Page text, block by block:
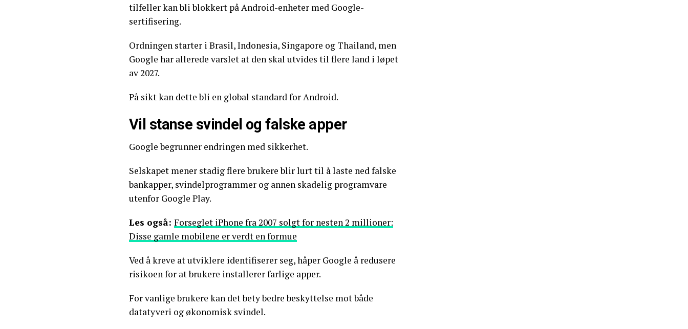
tilfeller kan bli blokkert på Android-enheter med Google-
sertifisering.
Ordningen starter i Brasil, Indonesia, Singapore og Thailand, men
Google har allerede varslet at den skal utvides til flere land i løpet
av 2027.
På sikt kan dette bli en global standard for Android.
Vil stanse svindel og falske apper
Google begrunner endringen med sikkerhet.
Selskapet mener stadig flere brukere blir lurt til å laste ned falske
bankapper, svindelprogrammer og annen skadelig programvare
utenfor Google Play.
Les også: Forseglet iPhone fra 2007 solgt for nesten 2 millioner:
Disse gamle mobilene er verdt en formue
Ved å kreve at utviklere identifiserer seg, håper Google å redusere
risikoen for at brukere installerer farlige apper.
For vanlige brukere kan det bety bedre beskyttelse mot både
datatyveri og økonomisk svindel.